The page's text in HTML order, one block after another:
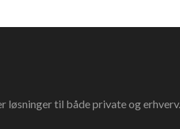
løsninger til både private og erhverv.